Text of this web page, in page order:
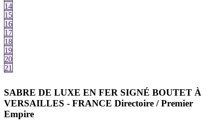
14
15
16
17
18
19
20
21
SABRE DE LUXE EN FER SIGNÉ BOUTET À
VERSAILLES - FRANCE Directoire / Premier
Empire